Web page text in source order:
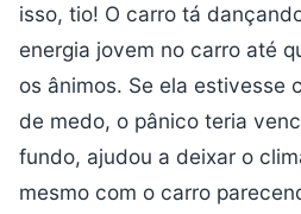
isso, tio! O carro tá
energia jovem no carro até
os ânimos. Se ela estivesse
de medo, o pânico teria
fundo, ajudou a deixar o
mesmo com o carro